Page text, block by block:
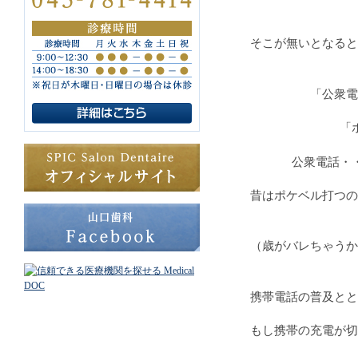
そこが無いとなる
「公衆
公衆電話・
昔はポケベル打つ
（歳がバレちゃう
携帯電話の普及と
もし携帯の充電が